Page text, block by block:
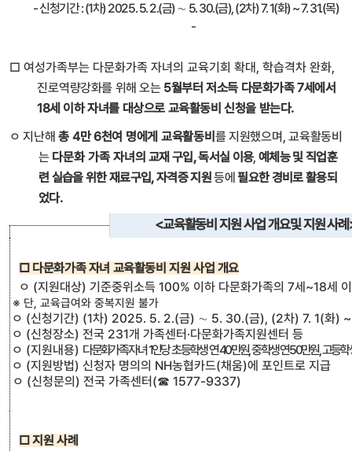
-신청기간: (1차) 2025. 5. 2.(금)∼ 5. 30.(금), (2차) 7. 1(화) ~ 7. 31.(목)
-
□ 여성가족부는 다문화가족 자녀의 교육기회 확대, 학습격차 완화,
진로역량강화를 위해 오는 5월부터 저소득 다문화가족7세에서
18세 이하 자녀를 대상으로 교육활동비 신청을 받는다.
ㅇ 지난해총 4만6천여 명에게 교육활동비 를 지원했으며,교육활동비
는 다문화 가족 자녀의 교재 구입 ,독서실 이용,예체능 및 직업훈
련 실습을 위한재료구입,자격증 지원등에필요한 경비로 활용되
었다.
<교육활동비 지원 사업 개요및 지원 사
□ 다문화가족 자녀 교육활동비 지원 사업 개요
ㅇ (지원대상) 기준중위소득 100% 이하 다문화가족의 7세~18세
※ 단, 교육급여와 중복지원 불가
ㅇ (신청기간) (1차) 2025. 5. 2.(금) ∼ 5. 30.(금), (2차) 7. 1(화)
ㅇ (신청장소)전국 231개 가족센터·다문화가족지원센터 등
ㅇ (지원내용) 다문화가족 자녀 1인당 초등학생 연 40만원, 중학생 연 50만원, 고등
ㅇ (지원방법)신청자 명의의 NH농협카드(채움)에 포인트로 지급
ㅇ (신청문의) 전국 가족센터(☎ 1577-9337)
□ 지원 사례